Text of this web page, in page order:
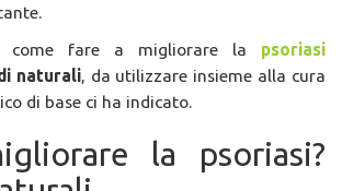
come fare a migliorare la psoriasi
naturali, da utilizzare insieme alla cura
di base ci ha indicato.
la psoriasi?